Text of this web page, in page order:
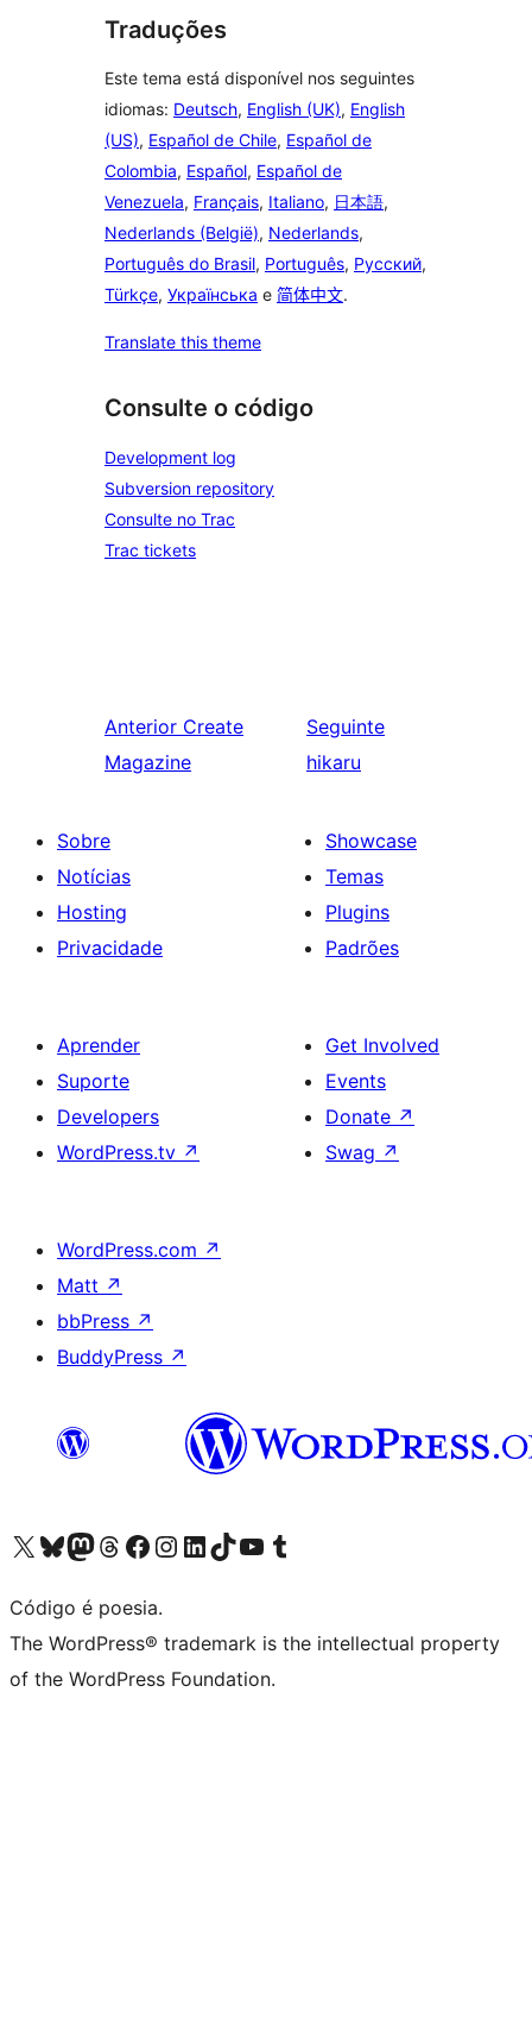
Traduções
Este tema está disponível nos seguintes
idiomas: Deutsch, English (UK), English
(US), Español de Chile, Español de
Colombia, Español, Español de
Venezuela, Français, Italiano, 日本語,
Nederlands (België), Nederlands,
Português do Brasil, Português, Русский,
Türkçe, Українська e 简体中文.
Translate this theme
Consulte o código
Development log
Subversion repository
Consulte no Trac
Trac tickets
Anterior Create
Magazine
Seguinte
hikaru
Sobre
Notícias
Hosting
Privacidade
Showcase
Temas
Plugins
Padrões
Aprender
Suporte
Developers
WordPress.tv ↗
Get Involved
Events
Donate ↗
Swag ↗
WordPress.com ↗
Matt ↗
bbPress ↗
BuddyPress ↗
Visite a nossa conta X (antigo Twitter)
Visit our Bluesky account
Visit our Mastodon account
Visit our Threads account
Visite a nossa página do Facebook
Visite a nossa conta no Instagram
Visite a nossa conta no LinkedIn
Visit our TikTok account
Visit our YouTube channel
Visit our Tumblr account
Código é poesia.
The WordPress® trademark is the intellectual property
of the WordPress Foundation.